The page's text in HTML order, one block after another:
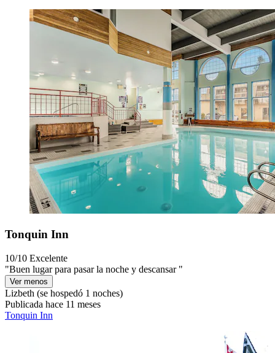
Tonquin Inn
10/10 Excelente
"Buen lugar para pasar la noche y descansar "
Ver menos
Lizbeth (se hospedó 1 noches)
Publicada hace 11 meses
Tonquin Inn